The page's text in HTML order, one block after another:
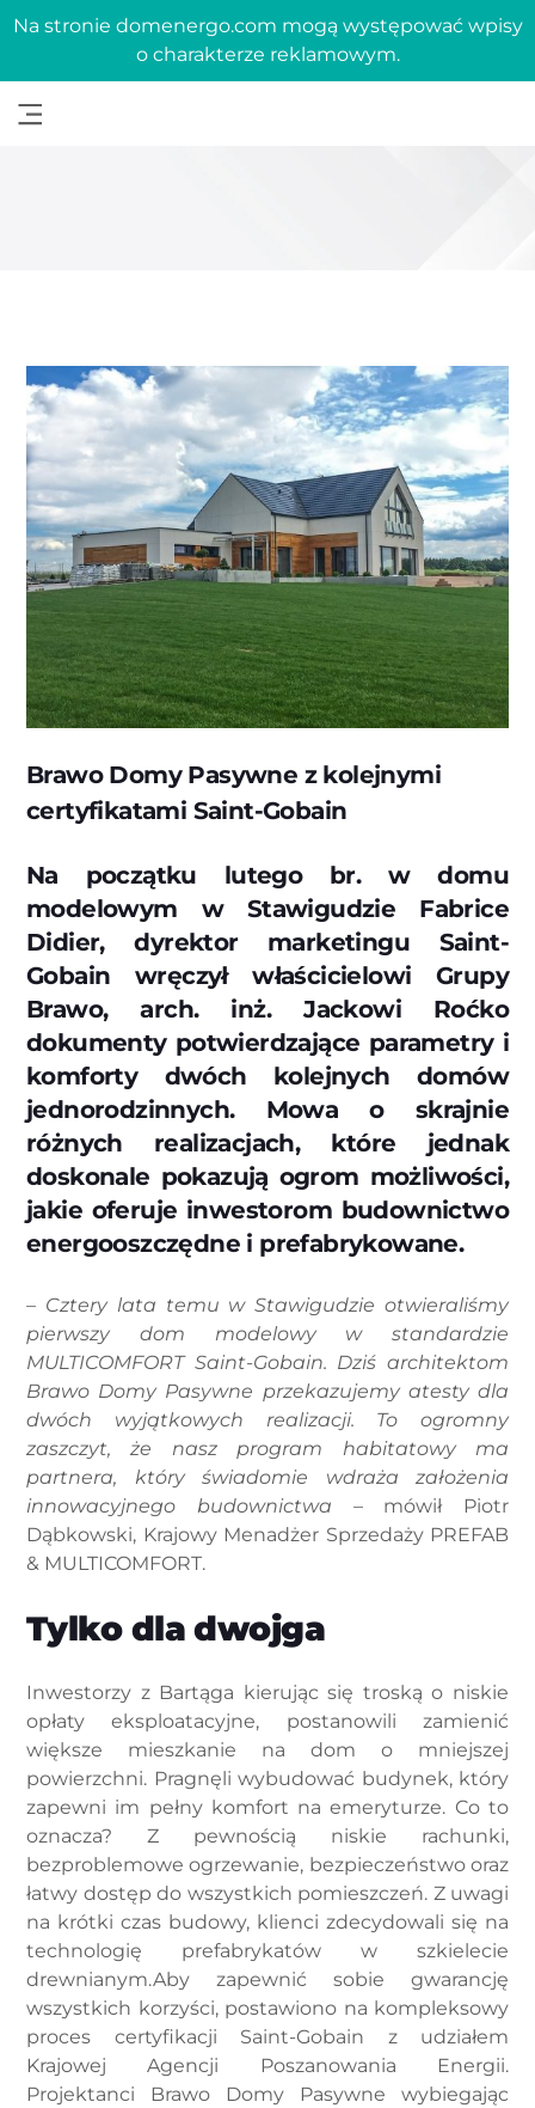
Na stronie domenergo.com mogą występować wpisy
o charakterze reklamowym.
Brawo Domy Pasywne z kolejnymi
certyfikatami Saint-Gobain
Na początku lutego br. w domu
modelowym w Stawigudzie Fabrice
Didier, dyrektor marketingu Saint-
Gobain wręczył właścicielowi Grupy
Brawo, arch. inż. Jackowi Roćko
dokumenty potwierdzające parametry i
komforty dwóch kolejnych domów
jednorodzinnych. Mowa o skrajnie
różnych realizacjach, które jednak
doskonale pokazują ogrom możliwości,
jakie oferuje inwestorom budownictwo
energooszczędne i prefabrykowane.
– Cztery lata temu w Stawigudzie otwieraliśmy
pierwszy dom modelowy w standardzie
MULTICOMFORT Saint-Gobain. Dziś architektom
Brawo Domy Pasywne przekazujemy atesty dla
dwóch wyjątkowych realizacji. To ogromny
zaszczyt, że nasz program habitatowy ma
partnera, który świadomie wdraża założenia
innowacyjnego budownictwa – mówił Piotr
Dąbkowski, Krajowy Menadżer Sprzedaży PREFAB
& MULTICOMFORT.
Tylko dla dwojga
Inwestorzy z Bartąga kierując się troską o niskie
opłaty eksploatacyjne, postanowili zamienić
większe mieszkanie na dom o mniejszej
powierzchni. Pragnęli wybudować budynek, który
zapewni im pełny komfort na emeryturze. Co to
oznacza? Z pewnością niskie rachunki,
bezproblemowe ogrzewanie, bezpieczeństwo oraz
łatwy dostęp do wszystkich pomieszczeń. Z uwagi
na krótki czas budowy, klienci zdecydowali się na
technologię prefabrykatów w szkielecie
drewnianym.Aby zapewnić sobie gwarancję
wszystkich korzyści, postawiono na kompleksowy
proces certyfikacji Saint-Gobain z udziałem
Krajowej Agencji Poszanowania Energii.
Projektanci Brawo Domy Pasywne wybiegając